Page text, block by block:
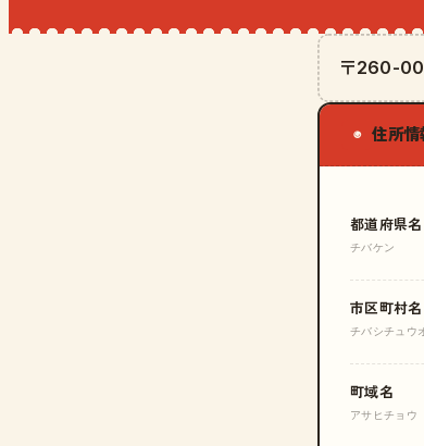
〒260-
◉ 住所情
都道府県名
チバケン
市区町村名
チバシチュウ
町域名
アサヒチョウ